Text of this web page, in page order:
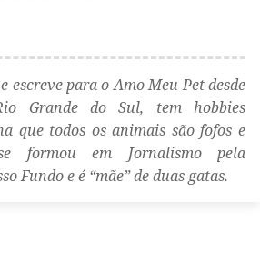
escreve para o Amo Meu Pet desde
Grande do Sul, tem hobbies
que todos os animais são fofos e
formou em Jornalismo pela
Fundo e é “mãe” de duas gatas.